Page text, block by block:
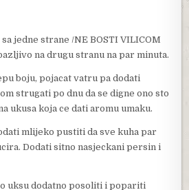
jedne strane /NE BOSTI VILICOM
na drugu stranu na par minuta.
boju, pojacat vatru pa dodati
strugati po dnu da se digne ono sto
ukusa koja ce dati aromu umaku.
mlijeko pustiti da sve kuha par
Dodati sitno nasjeckani persin i
uksu dodatno posoliti i popariti